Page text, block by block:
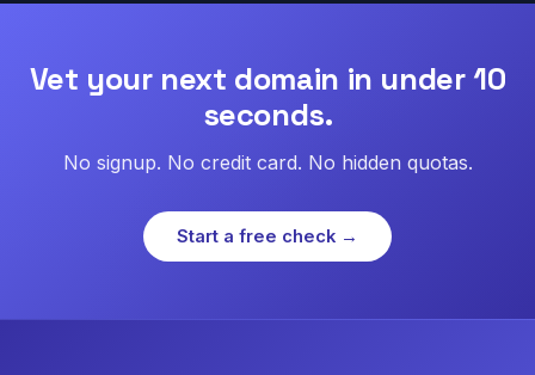
Vet your next domain in under 10
seconds.
No signup. No credit card. No hidden quotas.
Start a free check →